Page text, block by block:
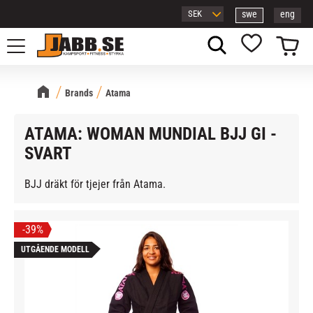
Meny
swe eng
Favoriter
Kundvagn
Brands Atama
ATAMA: WOMAN MUNDIAL BJJ GI -
SVART
BJJ dräkt för tjejer från Atama.
39%
UTGÅENDE MODELL